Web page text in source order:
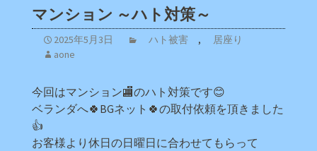
マンション ～ハト対策～
2025年5月3日 ハト被害 ,
居座り
aone
今回はマンション🏬のハト対策です😊
ベランダへ🍀BGネット🍀の取付依頼を頂きました
👍
お客様より休日の日曜日に合わせてもらって